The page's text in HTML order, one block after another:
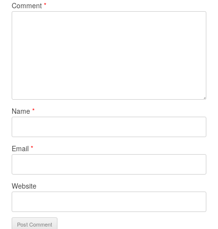
Comment *
Name *
Email *
Website